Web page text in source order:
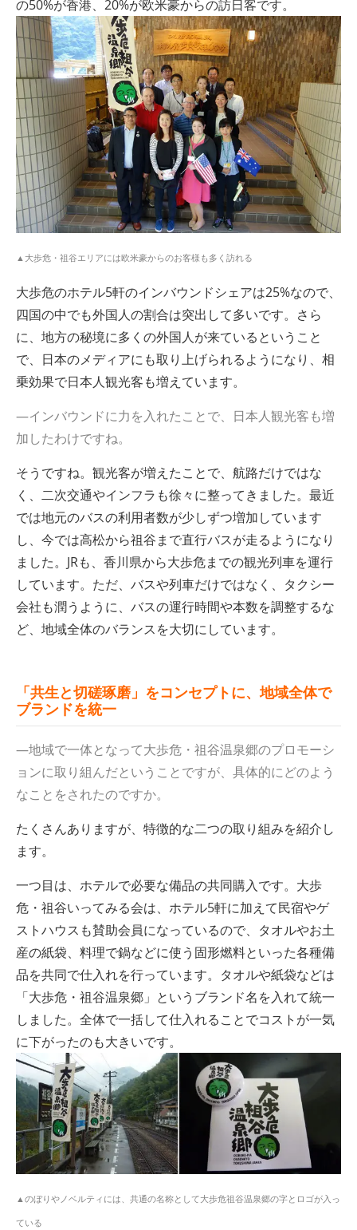
の50%が香港、20%が欧米豪からの訪日客です。
▲大歩危・祖谷エリアには欧米豪からのお客様も多く訪れる
大歩危のホテル5軒のインバウンドシェアは25%なので、
四国の中でも外国人の割合は突出して多いです。さら
に、地方の秘境に多くの外国人が来ているということ
で、日本のメディアにも取り上げられるようになり、相
乗効果で日本人観光客も増えています。
—インバウンドに力を入れたことで、日本人観光客も増
加したわけですね。
そうですね。観光客が増えたことで、航路だけではな
く、二次交通やインフラも徐々に整ってきました。最近
では地元のバスの利用者数が少しずつ増加しています
し、今では高松から祖谷まで直行バスが走るようになり
ました。JRも、香川県から大歩危までの観光列車を運行
しています。ただ、バスや列車だけではなく、タクシー
会社も潤うように、バスの運行時間や本数を調整するな
ど、地域全体のバランスを大切にしています。
「共生と切磋琢磨」をコンセプトに、地域全体で
ブランドを統一
—地域で一体となって大歩危・祖谷温泉郷のプロモーシ
ョンに取り組んだということですが、具体的にどのよう
なことをされたのですか。
たくさんありますが、特徴的な二つの取り組みを紹介し
ます。
一つ目は、ホテルで必要な備品の共同購入です。大歩
危・祖谷いってみる会は、ホテル5軒に加えて民宿やゲ
ストハウスも賛助会員になっているので、タオルやお土
産の紙袋、料理で鍋などに使う固形燃料といった各種備
品を共同で仕入れを行っています。タオルや紙袋などは
「大歩危・祖谷温泉郷」というブランド名を入れて統一
しました。全体で一括して仕入れることでコストが一気
に下がったのも大きいです。
▲のぼりやノベルティには、共通の名称として大歩危祖谷温泉郷の字とロゴが入っ
ている